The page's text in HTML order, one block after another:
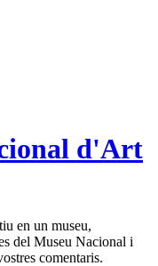
d'Art
en un museu,
del Museu Nacional i
comentaris.